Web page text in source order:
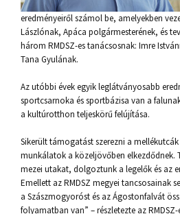
eredményeiről számol be, amelyekben
Lászlónak, Apáca polgármesterének, és
három RMDSZ-es tanácsosnak: Imre
Tana Gyulának.
Az utóbbi évek egyik leglátványosabb
sportcsarnoka és sportbázisa van a
a kultúrotthon teljeskörű felújítása.
Sikerült támogatást szerezni a
munkálatok a közeljövőben
mezei utakat, dolgoztunk a legelők és az
Emellett az RMDSZ megyei tancsosainak
a Szászmogyoróst és az Ágostonfalvát
folyamatban van” – részletezte az